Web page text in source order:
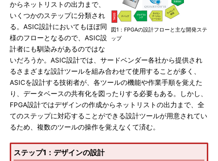
図1：FPGAの設計フローと主な開発ステ
ップ
からネットリストの出力まで、
いくつかのステップに分類され
る。ASIC設計においてもほぼ同
様のフローとなるので、ASIC設
計者にも馴染みがあるのではな
いだろうか。ASIC設計では、サードベンダー各社から提供され
るさまざまな設計ツールを組み合わせて使用することが多く、
ASICを設計する技術者が、各ツールの機能や作業手順を覚えた
り、データベースの共有化を図ったりする必要もある。しかし、
FPGA設計ではデザインの作成からネットリストの出力まで、全
てのステップに対応することができる設計ツールが用意されてい
るため、複数のツールの操作を覚えなくて済む。
ステップ1：デザインの設計